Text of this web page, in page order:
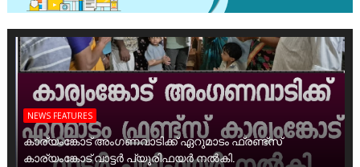
NEWS FEATURES
കാര്യംങ്കോട് അംഗണവാടിക്ക് ഏറുമാടം ഫ്രണ്ട്സ്
കാര്യംങ്കോട് വാട്ടർ പ്യൂരിഫയർ നൽകി.